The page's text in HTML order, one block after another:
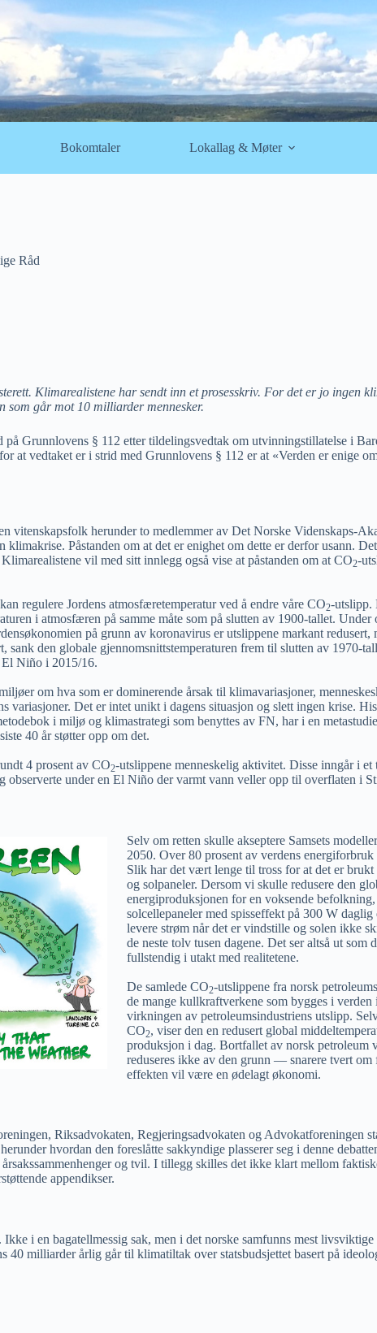
Bokomtaler Lokallag & Møter
Råd
Klimarealistene har sendt inn et prosesskriv. For det er jo ingen
som går mot 10 milliarder mennesker.
på Grunnlovens § 112 etter tildelingsvedtak om utvinningstillatelse i
at vedtaket er i strid med Grunnlovens § 112 er at «Verden er enige
vitenskapsfolk herunder to medlemmer av Det Norske Videnskaps-
Påstanden om at det er enighet om dette er derfor usann.
vil med sitt innlegg også vise at påstanden om at CO2-
regulere Jordens atmosfæretemperatur ved å endre våre CO2-utslipp.
i atmosfæren på samme måte som på slutten av 1900-tallet.
på grunn av koronavirus er utslippene markant redusert,
sank den globale gjennomsnittstemperaturen frem til slutten av 1970-
Niño i 2015/16.
om hva som er dominerende årsak til klimavariasjoner,
variasjoner. Det er intet unikt i dagens situasjon og slett ingen krise.
i miljø og klimastrategi som benyttes av FN, har i en
40 år støtter opp om det.
4 prosent av CO2-utslippene menneskelig aktivitet. Disse inngår i et
observerte under en El Niño der varmt vann veller opp til overflaten i
Selv om retten skulle akseptere Samsets
2050. Over 80 prosent av verdens
Slik har det vært lenge til tross for at det er
og solpaneler. Dersom vi skulle redusere den
energiproduksjonen for en voksende
solcellepaneler med spisseffekt på 300 W
levere strøm når det er vindstille og solen ikke
de neste tolv tusen dagene. Det ser altså ut
fullstendig i utakt med realitetene.
De samlede CO2-utslippene fra norsk
de mange kullkraftverkene som bygges i
virkningen av petroleumsindustriens utslipp.
CO2, viser den en redusert global
produksjon i dag. Bortfallet av norsk petroleum
reduseres ikke av den grunn — snarere tvert
effekten vil være en ødelagt økonomi.
Riksadvokaten, Regjeringsadvokaten og Advokatforeningen
hvordan den foreslåtte sakkyndige plasserer seg i denne
og tvil. I tillegg skilles det ikke klart mellom
appendikser.
i en bagatellmessig sak, men i det norske samfunns mest
milliarder årlig går til klimatiltak over statsbudsjettet basert på